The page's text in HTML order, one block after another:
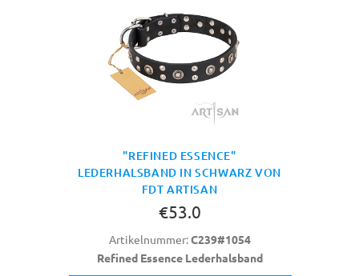
"REFINED ESSENCE"
LEDERHALSBAND IN SCHWARZ VON
FDT ARTISAN
€53.0
Artikelnummer:C239#1054
Refined Essence Lederhalsband